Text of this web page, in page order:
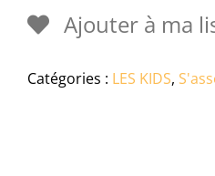
Ajouter à ma
Catégories : LES KIDS,